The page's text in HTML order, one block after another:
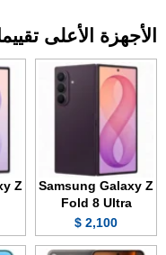
الأجهزة الأعلى
Samsung Galaxy Z
Fold 8 Ultra
2,100 $
Z